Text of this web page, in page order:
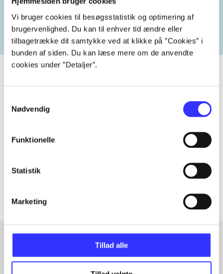
Vi bruger cookies til besøgsstatistik og optimering af
brugervenlighed. Du kan til enhver tid ændre eller
tilbagetrække dit samtykke ved at klikke på ”Cookies” i
bunden af siden. Du kan læse mere om de anvendte
cookies under ”Detaljer”.
Nødvendig
Funktionelle
Statistik
Marketing
Tillad alle
heste børnebøger ridning hestesygdomme
Tidsskrift
Artiklerne i
Artikler med samme emner